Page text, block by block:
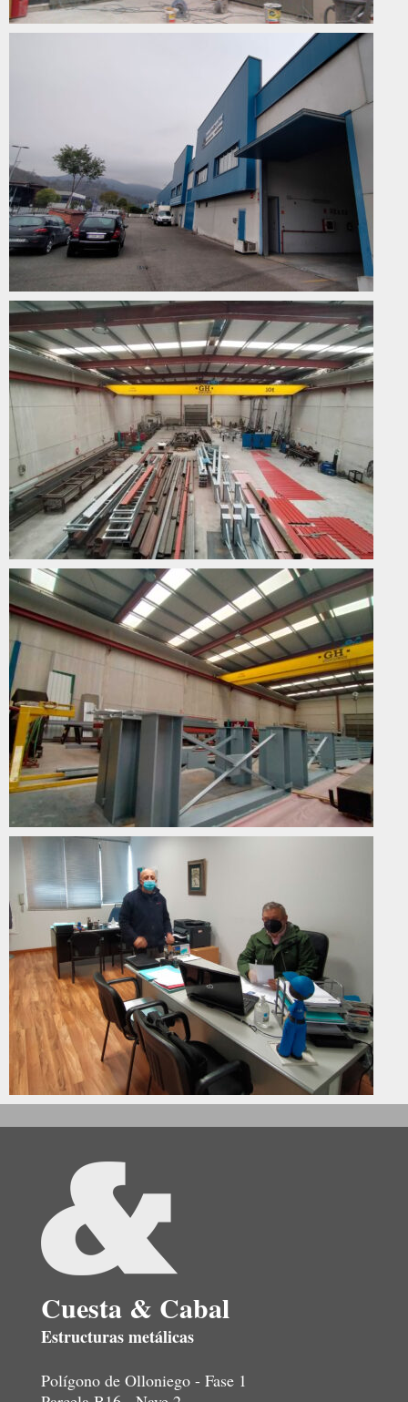
Cuesta & Cabal
Estructuras metálicas
Polígono de Olloniego - Fase 1